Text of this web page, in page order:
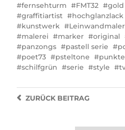
fernsehturm
FMT32 gold
graffitiartist
hochglanzlack
kunstwerk
malerei
marker original
panzongs
pastell serie
poet73
psteltone punkte
schilfgrün
serie style
ZURÜCKBEITRAG